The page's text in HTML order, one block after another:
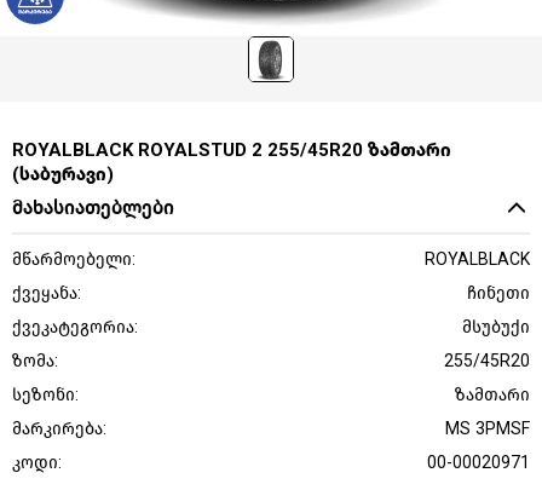
ROYALBLACK ROYALSTUD 2 255/45R20 ზამთარი
(საბურავი)
მახასიათებლები
მწარმოებელი:
ROYALBLACK
ქვეყანა:
ჩინეთი
ქვეკატეგორია:
მსუბუქი
ზომა:
255/45R20
სეზონი:
ზამთარი
მარკირება:
MS 3PMSF
კოდი:
00-00020971